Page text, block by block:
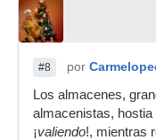
#8 por
Los almacenes,
almacenistas,
¡valiendo!, mientras